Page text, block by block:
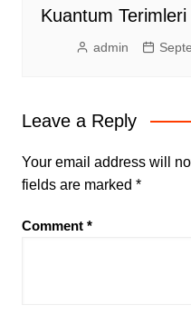
Kuantum Terimleri
admin
Leave a Reply
Your email address will
fields are marked *
Comment *